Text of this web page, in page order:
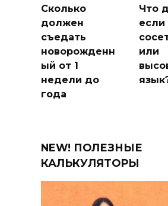
Сколько
должен
съедать
новорожденн
ый от 1
недели до
года
Что
если
или
NEW! ПОЛЕЗНЫЕ
КАЛЬКУЛЯТОРЫ